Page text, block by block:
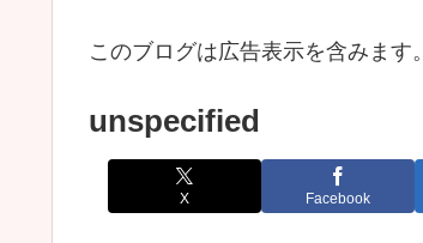
このブログは広告表示を含みます。
unspecified
X Facebook